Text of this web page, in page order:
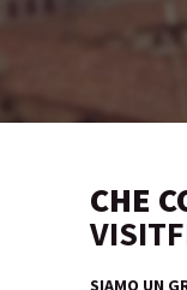
CHE